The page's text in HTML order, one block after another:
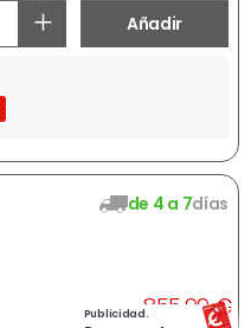
+ Añadir
de 4 a 7días
855,99 €
Publicidad.